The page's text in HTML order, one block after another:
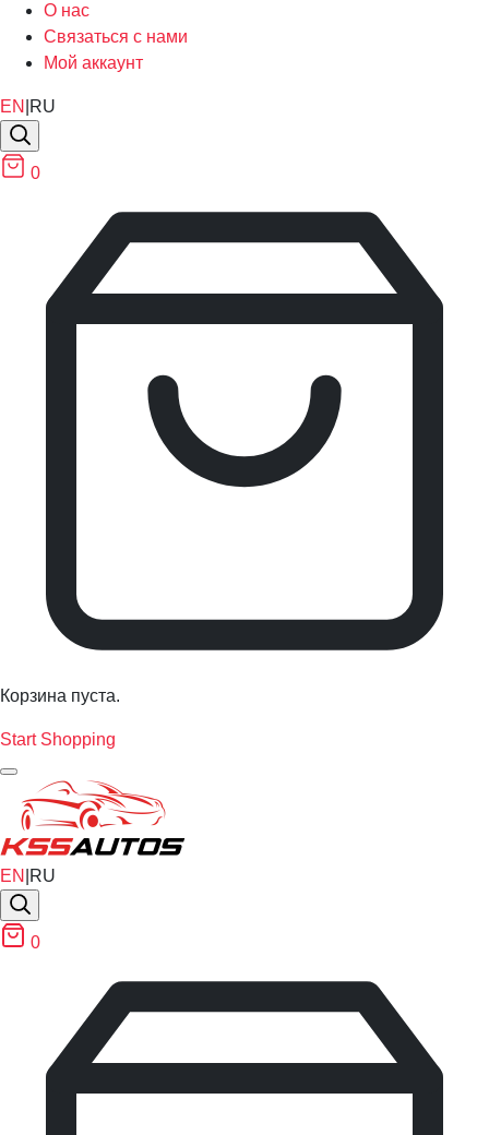
О нас
Связаться с нами
Мой аккаунт
EN RU
0
Корзина пуста.
Start Shopping
EN RU
0